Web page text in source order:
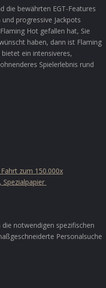
die bewährten EGT-Features
progressive Jackpots
Hot gefallen hat, Sie
haben, dann ist Flaming
ein intensiveres,
Spielerlebnis rund
zum 150.000x
notwendigen spezifischen
Personalsuche